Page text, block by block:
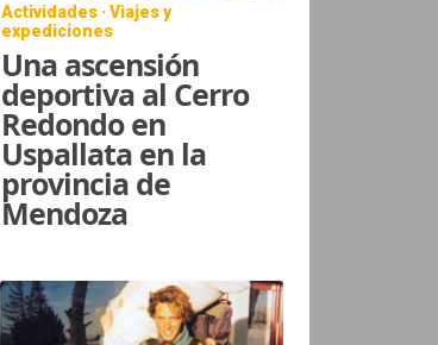
Actividades · Viajes y
expediciones
Una ascensión
deportiva al Cerro
Redondo en
Uspallata en la
provincia de
Mendoza